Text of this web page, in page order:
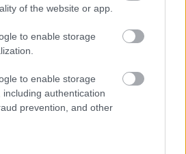
of the website or app.
to enable storage
to enable storage
including authentication
prevention, and other
a Konyhafőnök 3.
közepétől fog menni a